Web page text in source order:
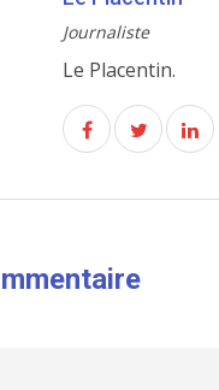
Journaliste
Le Placentin.